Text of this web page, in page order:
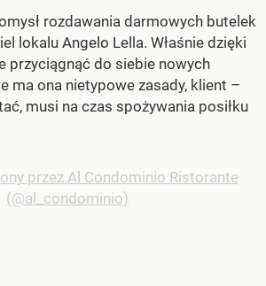
rozdawania darmowych butelek
lokalu Angelo Lella. Właśnie dzięki
przyciągnąć do siebie nowych
ma ona nietypowe zasady, klient –
musi na czas spożywania posiłku
przez Al Condominio Ristorante
(@al_condominio)